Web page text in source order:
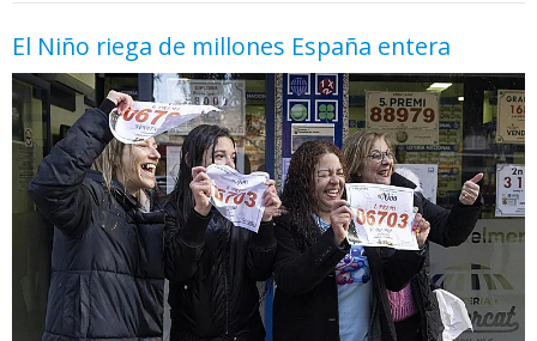
El Niño riega de millones España entera